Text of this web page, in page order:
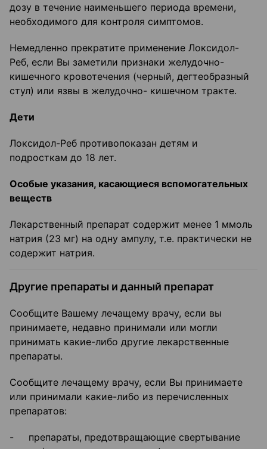
дозу в течение наименьшего периода времени,
необходимого для контроля симптомов.
Немедленно прекратите применение Локсидол-
Реб, если Вы заметили признаки желудочно-
кишечного кровотечения (черный, дегтеобразный
стул) или язвы в желудочно- кишечном тракте.
Дети
Локсидол-Реб противопоказан детям и
подросткам до 18 лет.
Особые указания, касающиеся вспомогательных
веществ
Лекарственный препарат содержит менее 1 ммоль
натрия (23 мг) на одну ампулу, т.е. практически не
содержит натрия.
Другие препараты и данный препарат
Сообщите Вашему лечащему врачу, если вы
принимаете, недавно принимали или могли
принимать какие-либо другие лекарственные
препараты.
Сообщите лечащему врачу, если Вы принимаете
или принимали какие-либо из перечисленных
препаратов:
- препараты, предотвращающие свертывание